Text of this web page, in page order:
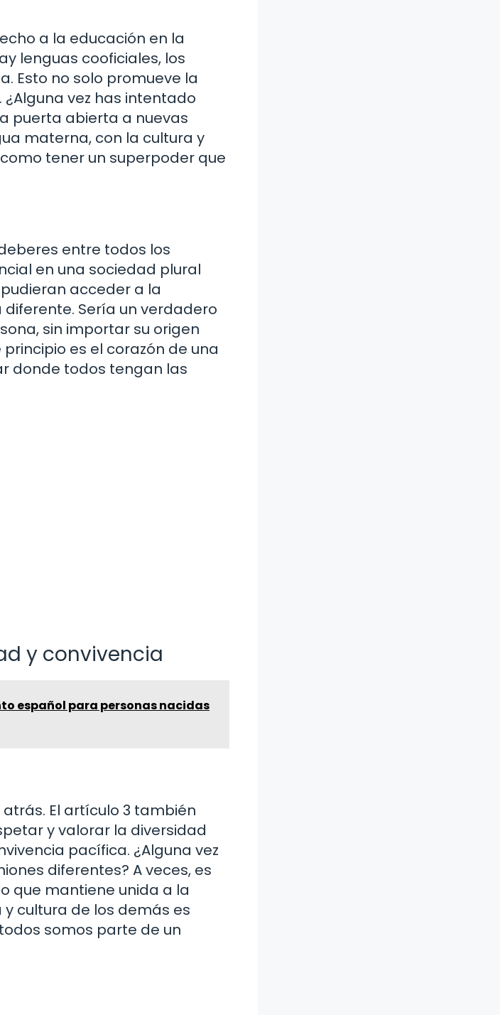
a la educación en la
lenguas cooficiales, los
Esto no solo promueve la
vez has intentado
puerta abierta a nuevas
materna, con la cultura y
tener un superpoder que
entre todos los
en una sociedad plural
acceder a la
Sería un verdadero
sin importar su origen
es el corazón de una
donde todos tengan las
y convivencia
español para personas nacidas
El artículo 3 también
y valorar la diversidad
pacífica. ¿Alguna vez
diferentes? A veces, es
que mantiene unida a la
cultura de los demás es
somos parte de un